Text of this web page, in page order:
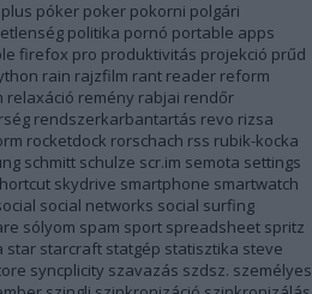
plus póker poker pokorni polgári
politika pornó portable apps
firefox pro produktivitás projekció prűd
rain rajzfilm rant reader reform
relaxáció remény rabjai rendőr
rendszerkarbantartás revo rizsa
rocketdock rorschach rss rubik-kocka
schmitt schulze scr.im semota settings
skydrive smartphone smartwatch
social networks social surfing
sólyom spam sport spreadsheet spritz
star starcraft statgép statisztika steve
syncplicity szavazás szdsz. személyes